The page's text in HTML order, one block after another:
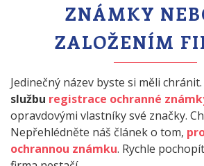
ZNÁMKY
ZALOŽENÍM
Jedinečný název byste si měli chránit.
službu registrace ochranné
opravdovými vlastníky své značky.
Nepřehlédněte náš článek o tom,
ochrannou známku. Rychle